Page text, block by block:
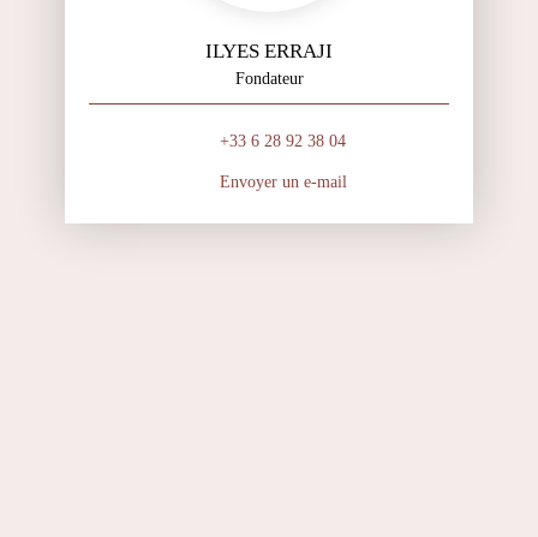
ILYES ERRAJI
Fondateur
+33 6 28 92 38 04
Envoyer un e-mail